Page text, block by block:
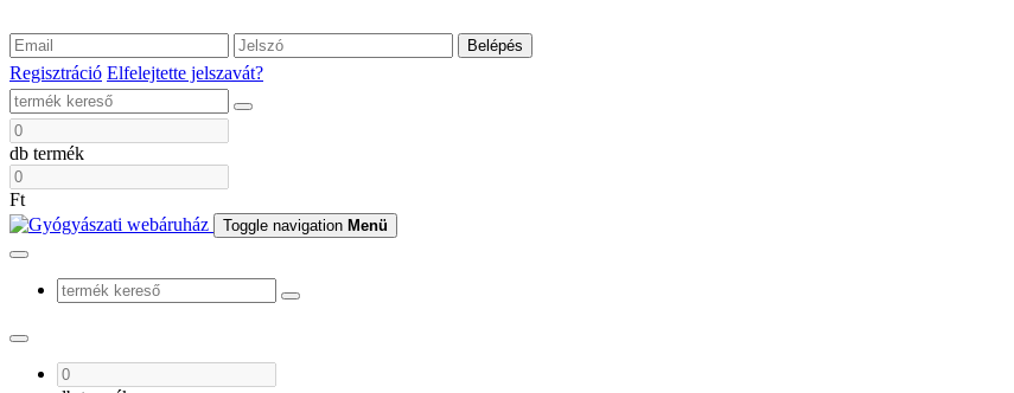
Belépés
Regisztráció Elfelejtette jelszavát?
db termék
Ft
Toggle navigation Menü